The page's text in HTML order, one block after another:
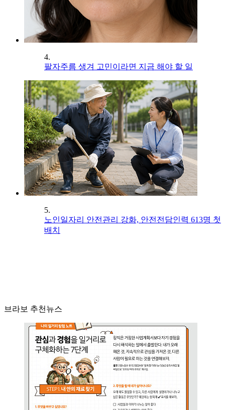
4.
팔자주름 생겨 고민이라면 지금 해야 할 일
5.
노인일자리 안전관리 강화, 안전전담인력 613명 첫
배치
브라보 추천뉴스